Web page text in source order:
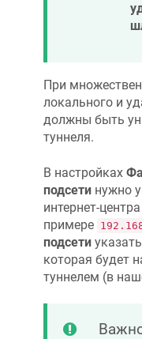
При
локального и
должны быть
туннеля.
В настройках
подсети нужно
интернет-
примере
подсети
которая будет
туннелем (в